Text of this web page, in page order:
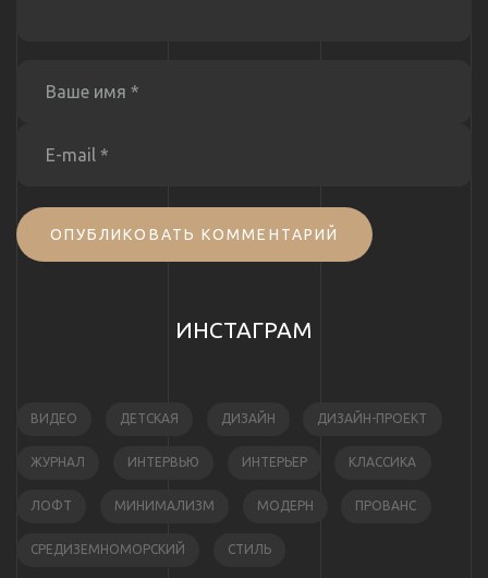
ОПУБЛИКОВАТЬ КОММЕНТАРИЙ
ИНСТАГРАМ
ВИДЕО ДЕТСКАЯ ДИЗАЙН ДИЗАЙН-ПРОЕКТ
ЖУРНАЛ ИНТЕРВЬЮ ИНТЕРЬЕР КЛАССИКА
ЛОФТ МИНИМАЛИЗМ МОДЕРН ПРОВАНС
СРЕДИЗЕМНОМОРСКИЙ СТИЛЬ